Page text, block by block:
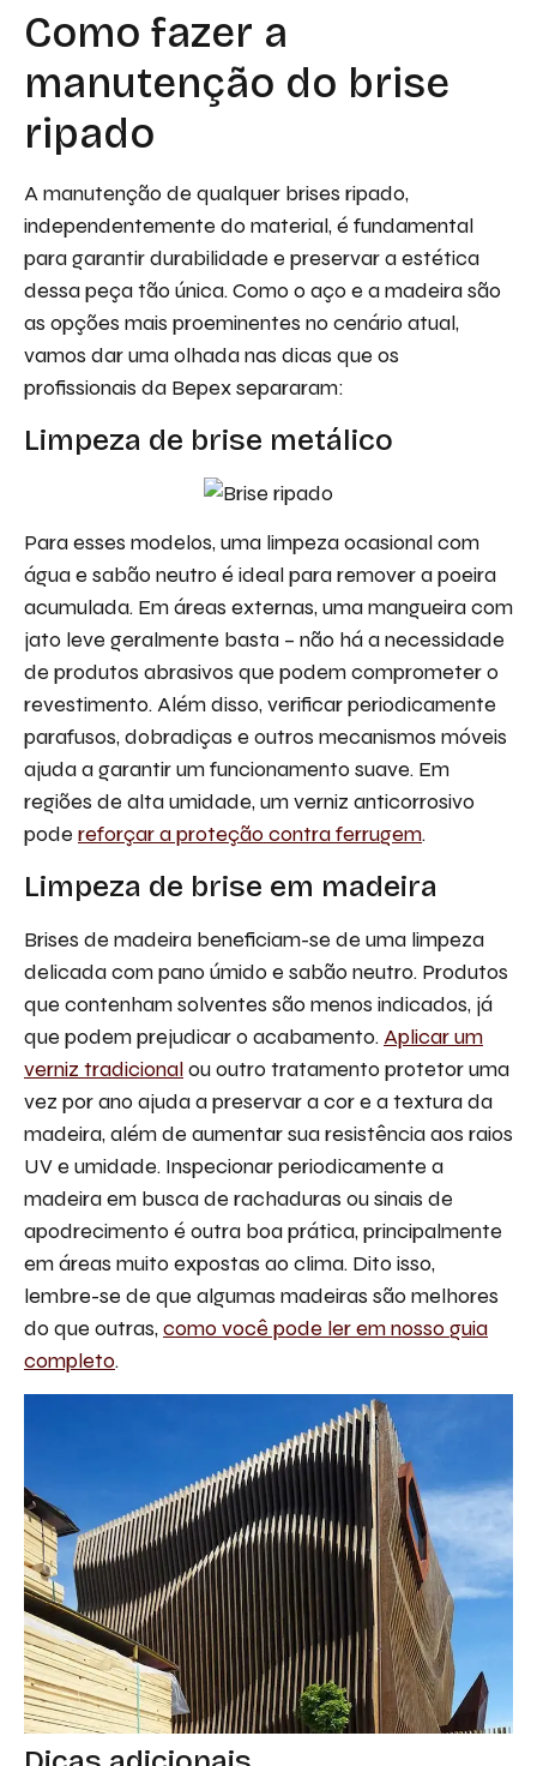
Como fazer a
manutenção do brise
ripado
A manutenção de qualquer brises ripado,
independentemente do material, é fundamental
para garantir durabilidade e preservar a estética
dessa peça tão única. Como o aço e a madeira são
as opções mais proeminentes no cenário atual,
vamos dar uma olhada nas dicas que os
profissionais da Bepex separaram:
Limpeza de brise metálico
Para esses modelos, uma limpeza ocasional com
água e sabão neutro é ideal para remover a poeira
acumulada. Em áreas externas, uma mangueira com
jato leve geralmente basta – não há a necessidade
de produtos abrasivos que podem comprometer o
revestimento. Além disso, verificar periodicamente
parafusos, dobradiças e outros mecanismos móveis
ajuda a garantir um funcionamento suave. Em
regiões de alta umidade, um verniz anticorrosivo
pode reforçar a proteção contra ferrugem.
Limpeza de brise em madeira
Brises de madeira beneficiam-se de uma limpeza
delicada com pano úmido e sabão neutro. Produtos
que contenham solventes são menos indicados, já
que podem prejudicar o acabamento.Aplicar um
verniz tradicionalou outro tratamento protetor uma
vez por ano ajuda a preservar a cor e a textura da
madeira, além de aumentar sua resistência aos raios
UV e umidade. Inspecionar periodicamente a
madeira em busca de rachaduras ou sinais de
apodrecimento é outra boa prática, principalmente
em áreas muito expostas ao clima. Dito isso,
lembre-se de que algumas madeiras são melhores
do que outras,como você pode ler em nosso guia
completo.